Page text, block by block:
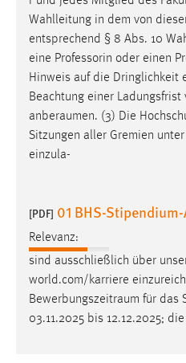
Wahlleitung in dem von
entsprechend § 8 Abs. 10
eine Professorin oder einen
Hinweis auf die Dringlichkeit
Beachtung einer Ladungsfrist
anberaumen. (3) Die
Sitzungen aller Gremien
einzula-
[PDF] 01 BHS-
Relevanz:
sind ausschließlich über
world.com/karriere
Bewerbungszeitraum für das
03.11.2025 bis 12.12.2025;